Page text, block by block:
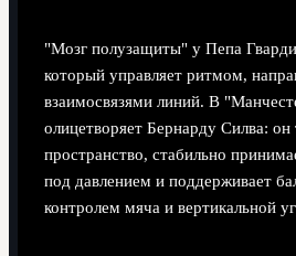
"Мозг полузащиты" у Пепа
который управляет ритмом,
взаимосвязями линий. В
олицетворяет Бернарду Силва: он
пространство, стабильно
под давлением и поддерживает
контролем мяча и вертикальной